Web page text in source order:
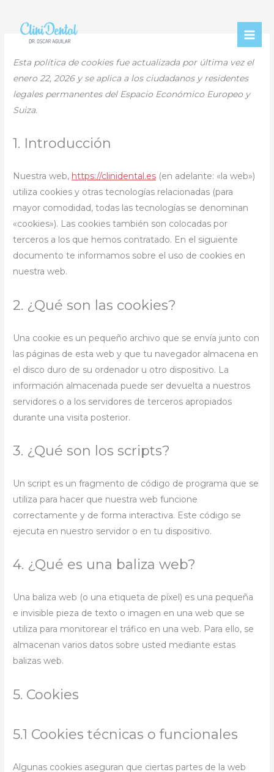
Esta política de cookies fue actualizada por última vez el
enero 22, 2026 y se aplica a los ciudadanos y residentes
legales permanentes del Espacio Económico Europeo y
Suiza.
1. Introducción
Nuestra web, https://clinidental.es (en adelante: «la web»)
utiliza cookies y otras tecnologías relacionadas (para
mayor comodidad, todas las tecnologías se denominan
«cookies»). Las cookies también son colocadas por
terceros a los que hemos contratado. En el siguiente
documento te informamos sobre el uso de cookies en
nuestra web.
2. ¿Qué son las cookies?
Una cookie es un pequeño archivo que se envía junto con
las páginas de esta web y que tu navegador almacena en
el disco duro de su ordenador u otro dispositivo. La
información almacenada puede ser devuelta a nuestros
servidores o a los servidores de terceros apropiados
durante una visita posterior.
3. ¿Qué son los scripts?
Un script es un fragmento de código de programa que se
utiliza para hacer que nuestra web funcione
correctamente y de forma interactiva. Este código se
ejecuta en nuestro servidor o en tu dispositivo.
4. ¿Qué es una baliza web?
Una baliza web (o una etiqueta de píxel) es una pequeña
e invisible pieza de texto o imagen en una web que se
utiliza para monitorear el tráfico en una web. Para ello, se
almacenan varios datos sobre usted mediante estas
balizas web.
5. Cookies
5.1 Cookies técnicas o funcionales
Algunas cookies aseguran que ciertas partes de la web
service
service
service
service